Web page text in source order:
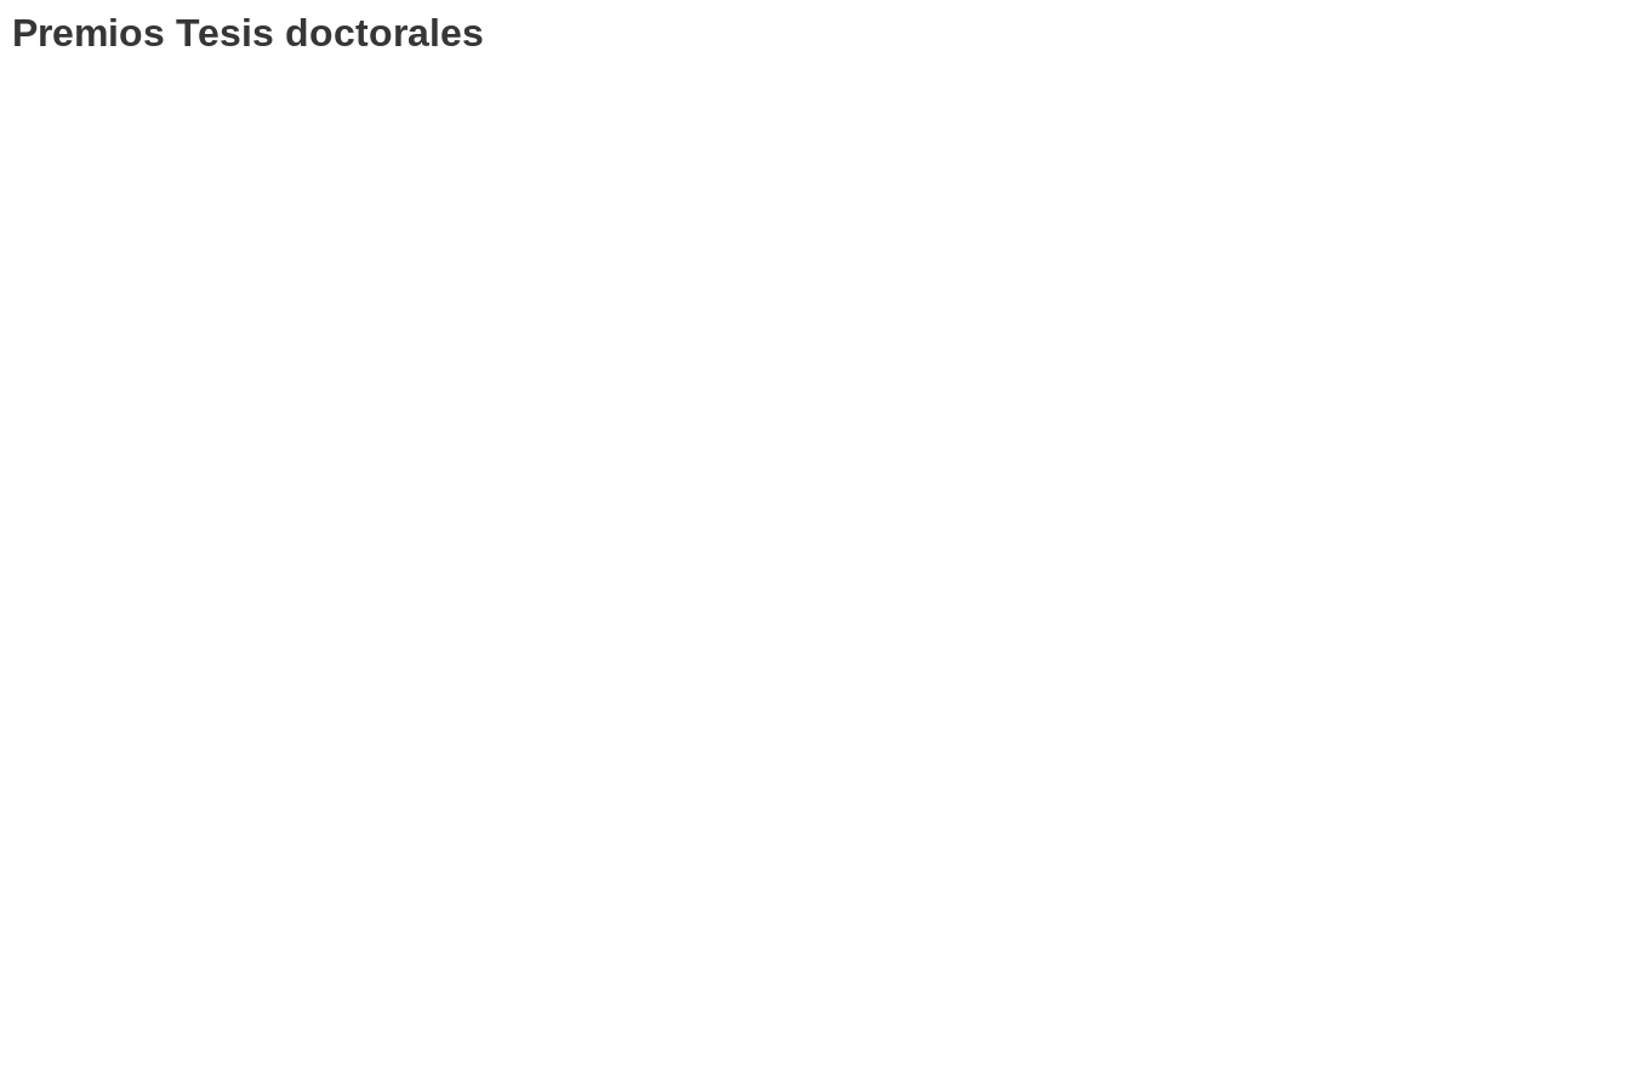
Premios Tesis doctorales